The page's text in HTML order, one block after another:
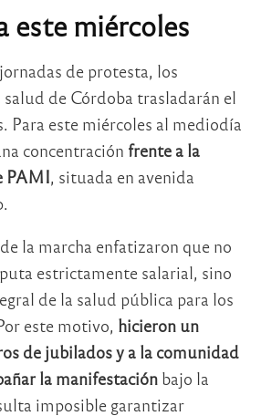
este miércoles
de protesta, los
de Córdoba trasladarán el
Para este miércoles al mediodía
concentración frente a la
PAMI, situada en avenida
la marcha enfatizaron que no
estrictamente salarial, sino
de la salud pública para los
este motivo, hicieron un
de jubilados y a la comunidad
la manifestación bajo la
imposible garantizar